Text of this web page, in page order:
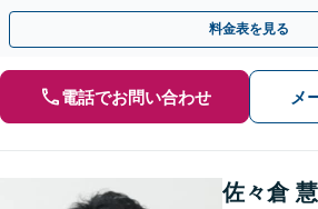
る弁護士が迅速な解決を目指します。
料金表を見る
電話でお問い合わせ メ
佐々倉 慧